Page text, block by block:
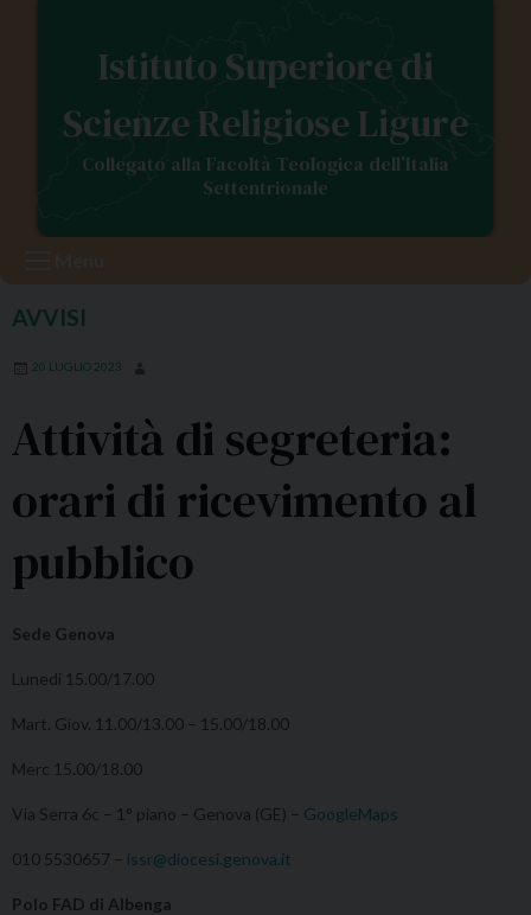
Istituto Superiore di
Scienze Religiose Ligure
Collegato alla Facoltà Teologica dell’Italia
Settentrionale
AVVISI
20 LUGLIO 2023
Attività di segreteria:
orari di ricevimento al
pubblico
Sede Genova
Lunedi 15.00/17.00
Mart. Giov. 11.00/13.00 – 15.00/18.00
Merc 15.00/18.00
Via Serra 6c – 1° piano – Genova (GE) – GoogleMaps
010 5530657 – issr@diocesi.genova.it
Polo FAD di Albenga